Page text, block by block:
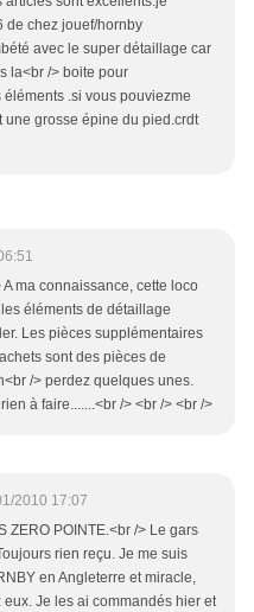
de chez jouef/hornby
avec le super détaillage car
la<br /> boite pour
.si vous pouviezme
grosse épine du pied.crdt
ma connaissance, cette loco
éléments de détaillage
Les pièces supplémentaires
sont des pièces de
/> perdez quelques unes.
à faire.......<br /> <br /> <br />
2010 17:07
ZERO POINTE.<br /> Le gars
rien reçu. Je me suis
en Angleterre et miracle,
Je les ai commandés hier et